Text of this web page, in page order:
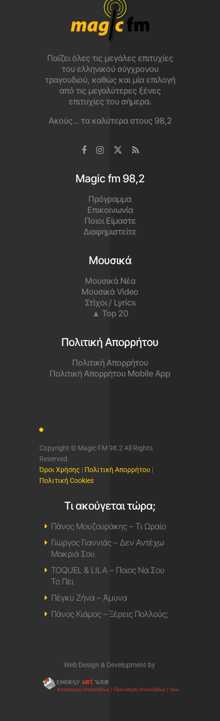
Παίζει όλες τις μεγάλες επιτυχίες
του ελληνικού σύγχρονου
τραγουδιού, καθώς και μία επιλογή
από τις μεγαλύτερες ξένες
επιτυχίες του σήμερα.
Ακούς… τα καλύτερα στους 98,2
Magic fm 98,2
Πρόγραμμα
Επικοινωνία
Ποιοι Είμαστε
Διαφημιστείτε
Μουσικά
Μουσικά Νέα
Μουσικά Video
Στίχοι / Lyrics
▲ Top 20
Πολιτική Απορρήτου
Πολιτική Απορρήτου
Πολιτική Απορρήτου Mobile App
Copyright © Magic FM 98.2 All Rights
Reserved.
Όροι Χρήσης | Πολιτική Απορρήτου |
Πολιτική Cookies
Τι ακούγεται τώρα;
Πάνος Μουζουράκης – Τι Ωραίο
Γιώργος Γιαννιάς – Δεν Αντέχω
Μακριά Σου
TOQUEL & LILA – Ποιος Να Σου
Το Πει
Πέγκυ Ζήνα – Άμυνα
Πάνος Κιάμος – Ξέρεις Πολλούς;
Web Design & Development by